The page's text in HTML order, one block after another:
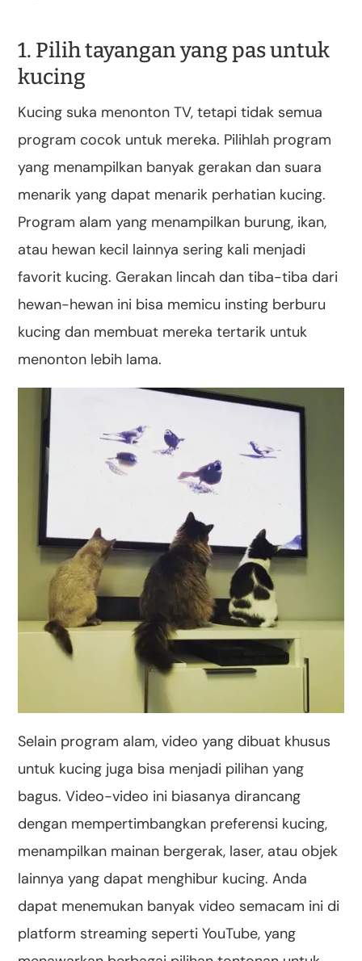
1. Pilih tayangan yang pas untuk
kucing
Kucing suka menonton TV, tetapi tidak semua
program cocok untuk mereka. Pilihlah program
yang menampilkan banyak gerakan dan suara
menarik yang dapat menarik perhatian kucing.
Program alam yang menampilkan burung, ikan,
atau hewan kecil lainnya sering kali menjadi
favorit kucing. Gerakan lincah dan tiba-tiba dari
hewan-hewan ini bisa memicu insting berburu
kucing dan membuat mereka tertarik untuk
menonton lebih lama.
Selain program alam, video yang dibuat khusus
untuk kucing juga bisa menjadi pilihan yang
bagus. Video-video ini biasanya dirancang
dengan mempertimbangkan preferensi kucing,
menampilkan mainan bergerak, laser, atau objek
lainnya yang dapat menghibur kucing. Anda
dapat menemukan banyak video semacam ini di
platform streaming seperti YouTube, yang